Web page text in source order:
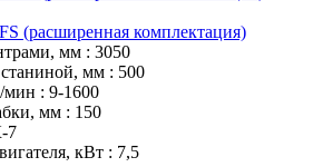
(расширенная комплектация)
мм : 3050
мм : 500
мин : 9-1600
мм : 150
7
кВт : 7,5